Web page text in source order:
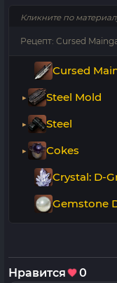
Кликните по
Рецепт: Cursed
Cursed
Steel Mold
Steel
Cokes
Crystal: D-
Gemstone
Нравится 0